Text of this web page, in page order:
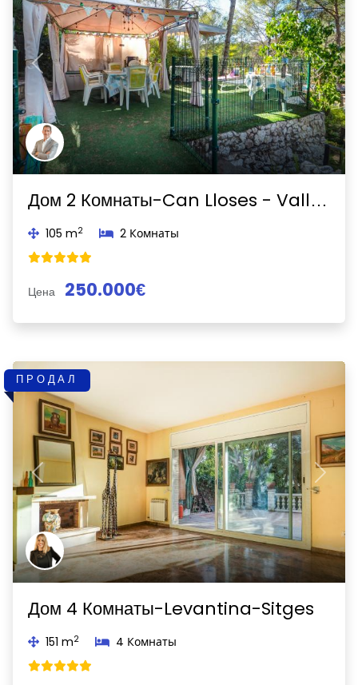
Previous Next
Дом 2 Комнаты-Can Lloses - Valles Altos-Sant Pere de Ribes
105 m2 2 Комнаты
Цена 250.000€
ПРОДАЛ
Previous Next
Дом 4 Комнаты-Levantina-Sitges
151 m2 4 Комнаты